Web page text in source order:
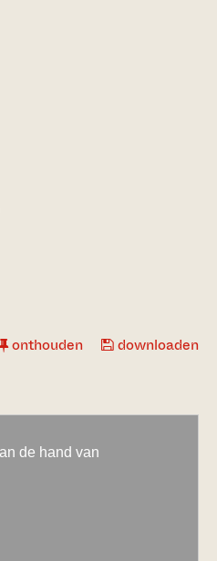
onthouden downloaden